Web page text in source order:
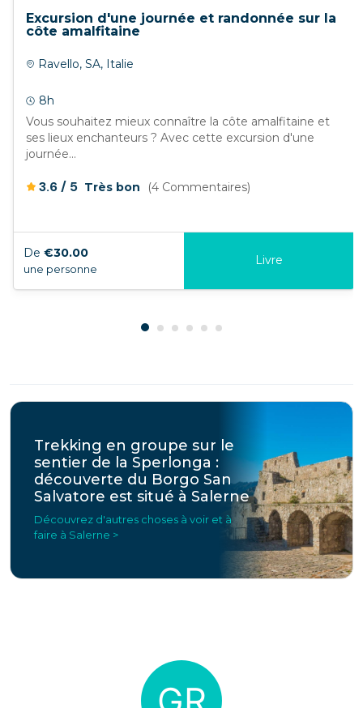
Excursion d'une journée et randonnée sur la
côte amalfitaine
Ravello, SA, Italie
8h
Vous souhaitez mieux connaître la côte amalfitaine et
ses lieux enchanteurs ? Avec cette excursion d'une
journée...
3.6 / 5 Très bon (4 Commentaires)
De €30.00
une personne
Livre
Trekking en groupe sur le
sentier de la Sperlonga :
découverte du Borgo San
Salvatore est situé à Salerne
Découvrez d'autres choses à voir et à
faire à Salerne >